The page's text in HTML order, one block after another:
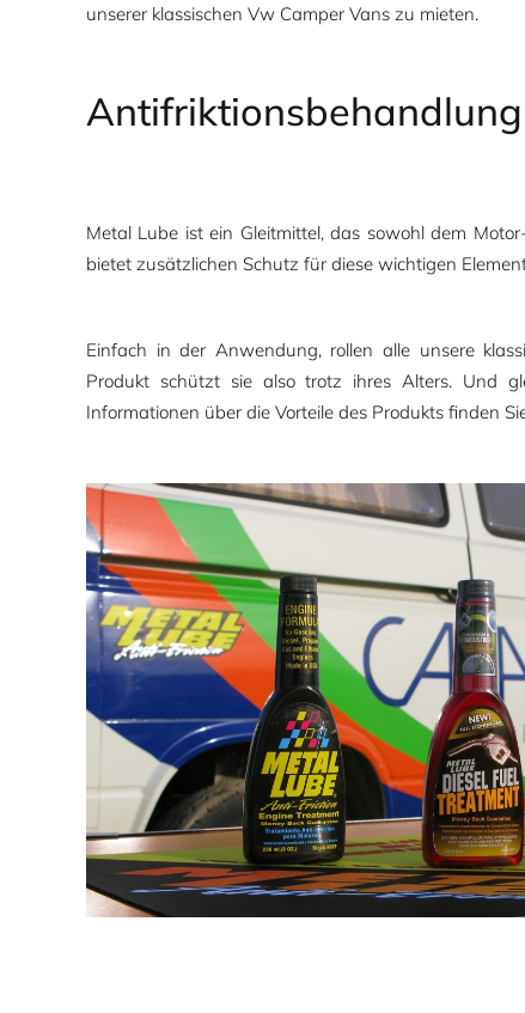
unserer klassischen Vw Camper Vans zu mieten.
Antifriktionsbehandlung
Metal Lube ist ein Gleitmittel, das sowohl dem
bietet zusätzlichen Schutz für diese wichtigen
Einfach in der Anwendung, rollen alle unsere
Produkt schützt sie also trotz ihres Alters. Und
Informationen über die Vorteile des Produkts finden